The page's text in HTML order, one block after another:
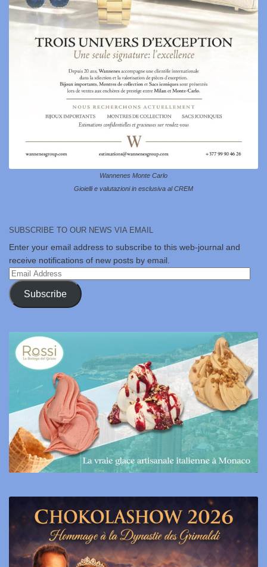
Wannenes Monte Carlo
Gioielli e valutazioni in esclusiva al CREM
SUBSCRIBE TO OUR NEWS VIA EMAIL
Enter your email address to subscribe to this web-journal and
receive notifications of new posts by email.
Email
Address
Subscribe